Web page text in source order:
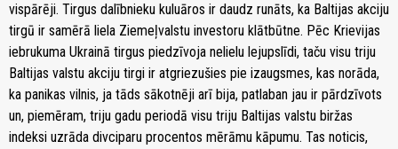
vispārēji. Tirgus dalībnieku kuluāros ir daudz runāts, ka Baltijas akciju
tirgū ir samērā liela Ziemeļvalstu investoru klātbūtne. Pēc Krievijas
iebrukuma Ukrainā tirgus piedzīvoja nelielu lejupslīdi, taču visu triju
Baltijas valstu akciju tirgi ir atgriezušies pie izaugsmes, kas norāda,
ka panikas vilnis, ja tāds sākotnēji arī bija, patlaban jau ir pārdzīvots
un, piemēram, triju gadu periodā visu triju Baltijas valstu biržas
indeksi uzrāda divciparu procentos mērāmu kāpumu. Tas noticis,